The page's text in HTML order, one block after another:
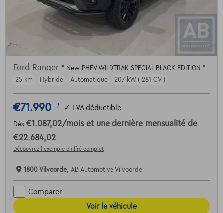
Ford Ranger * New PHEV WILDTRAK SPECIAL BLACK EDITION *
25 km
Hybride Automatique 207 kW ( 281 CV )
€71.990 1 ✓ TVA déductible
Dès €1.087,02/mois et une dernière mensualité de
€22.684,02
Découvrez l’exemple chiffré complet
1800 Vilvoorde, AB Automotive Vilvoorde
Comparer
Voir le véhicule